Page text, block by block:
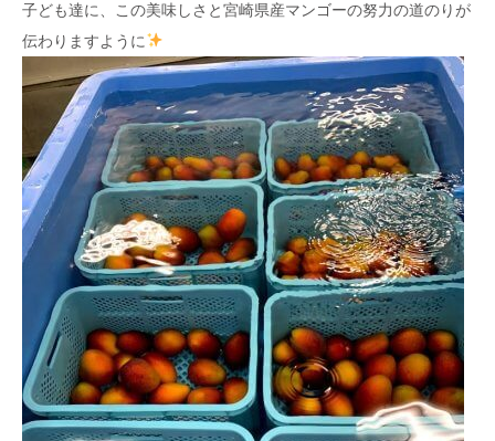
子ども達に、この美味しさと宮崎県産マンゴーの努力の道のりが
伝わりますように